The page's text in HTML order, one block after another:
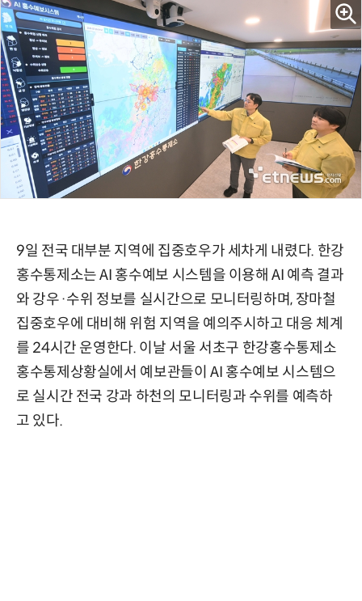
9일 전국 대부분 지역에 집중호우가 세차게 내렸다. 한강
홍수통제소는 AI 홍수예보 시스템을 이용해 AI 예측 결과
와 강우·수위 정보를 실시간으로 모니터링하며, 장마철
집중호우에 대비해 위험 지역을 예의주시하고 대응 체계
를 24시간 운영한다. 이날 서울 서초구 한강홍수통제소
홍수통제상황실에서 예보관들이 AI 홍수예보 시스템으
로 실시간 전국 강과 하천의 모니터링과 수위를 예측하
고 있다.